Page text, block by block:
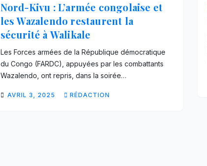
Nord-Kivu : L’armée congolaise et
les Wazalendo restaurent la
sécurité à Walikale
Les Forces armées de la République démocratique
du Congo (FARDC), appuyées par les combattants
Wazalendo, ont repris, dans la soirée…
AVRIL 3, 2025 RÉDACTION